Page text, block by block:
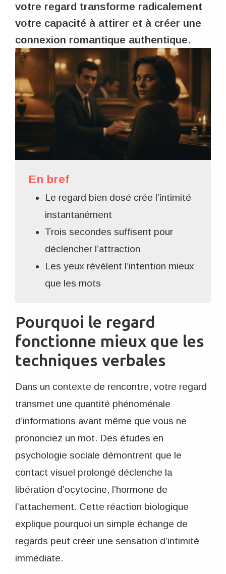
votre regard transforme radicalement
votre capacité à attirer et à créer une
connexion romantique authentique.
En bref
Le regard bien dosé crée l’intimité
instantanément
Trois secondes suffisent pour
déclencher l’attraction
Les yeux révèlent l’intention mieux
que les mots
Pourquoi le regard
fonctionne mieux que les
techniques verbales
Dans un contexte de rencontre, votre regard
transmet une quantité phénoménale
d’informations avant même que vous ne
prononciez un mot. Des études en
psychologie sociale démontrent que le
contact visuel prolongé déclenche la
libération d’ocytocine, l’hormone de
l’attachement. Cette réaction biologique
explique pourquoi un simple échange de
regards peut créer une sensation d’intimité
immédiate.